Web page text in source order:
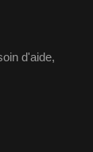
d'aide,